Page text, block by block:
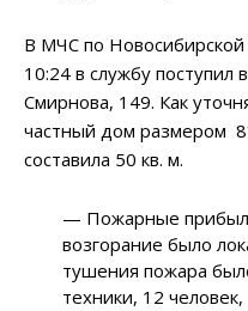
В МЧС по Новосибирской
10:24 в службу поступил
Смирнова, 149. Как
частный дом размером
составила 50 кв. м.
— Пожарные
возгорание было
тушения пожара
техники, 12